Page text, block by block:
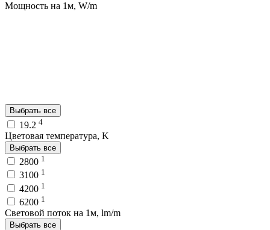
Мощность на 1м, W/m
Выбрать все
19.2 4
Цветовая температура, K
Выбрать все
2800 1
3100 1
4200 1
6200 1
Световой поток на 1м, lm/m
Выбрать все